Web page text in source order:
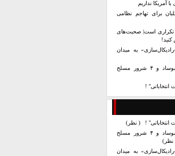
آمریکا نداریم
برای تهاجم نظامی
است| صحبت‌های
به میدان
بازداشت ۲۱ مزدور موساد و ۴ شرور مسلح
انتخاباتی" !
انتخاباتی" ! ( نظر)
بازداشت ۲۱ مزدور موساد و ۴ شرور مسلح
به میدان